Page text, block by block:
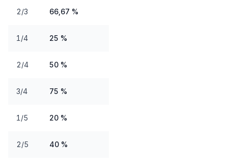
2/3 66,67 %
1/4 25 %
2/4 50 %
3/4 75 %
1/5 20 %
2/5 40 %